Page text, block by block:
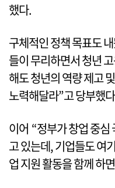
했다.
구체적인 정책 목표도
들이 무리하면서 청년
해도 청년의 역량 제고
노력해달라”고 당부했
이어 “정부가 창업 중
고 있는데, 기업들도 여
업 지원 활동을 함께 하